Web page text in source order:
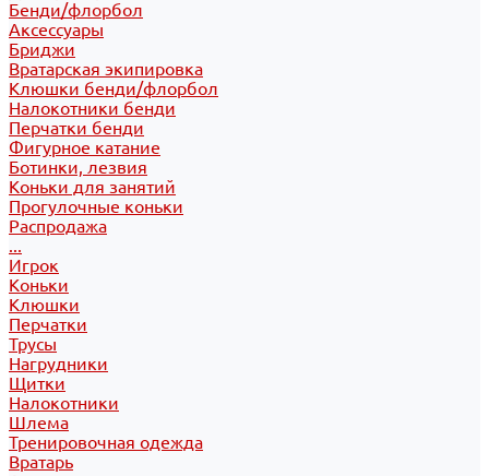
Бенди/флорбол
Аксессуары
Бриджи
Вратарская экипировка
Клюшки бенди/флорбол
Налокотники бенди
Перчатки бенди
Фигурное катание
Ботинки, лезвия
Коньки для занятий
Прогулочные коньки
Распродажа
...
Игрок
Коньки
Клюшки
Перчатки
Трусы
Нагрудники
Щитки
Налокотники
Шлема
Тренировочная одежда
Вратарь